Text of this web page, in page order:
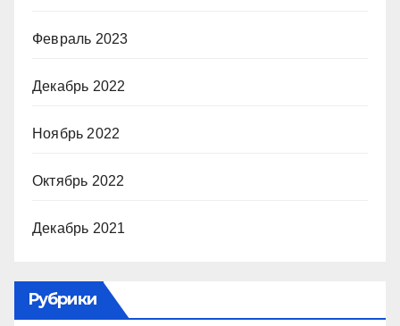
Февраль 2023
Декабрь 2022
Ноябрь 2022
Октябрь 2022
Декабрь 2021
Рубрики